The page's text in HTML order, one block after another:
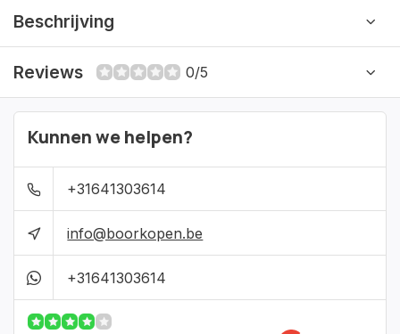
Beschrijving
Reviews 0/5
Kunnen we helpen?
+31641303614
info@boorkopen.be
+31641303614